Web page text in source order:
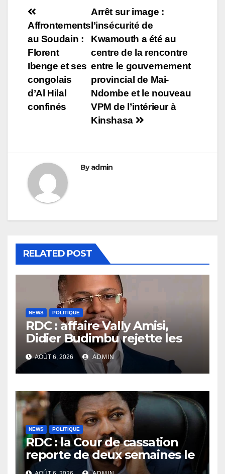
Navigation
de
l’article
Arrêt sur image :
l’insécurité de
Kwamouth a été au
centre de la rencontre
entre le gouvernement
provincial de Mai-
Ndombe et le nouveau
VPM de l’intérieur à
Kinshasa
Affrontements
au Soudain :
Florent
Ibenge et ses
congolais
d’Al Hilal
confinés
Byadmin
RELATED POST
NEWS POLITIQUE
RDC : affaire Vally Amisi,
Didier Budimbu rejette les
accusations et appelle à
laisser la justice établir la
vérité
AOÛT 6, 2026 ADMIN
NEWS POLITIQUE
RDC : la Cour de cassation
reporte de deux semaines le
procès Frivao